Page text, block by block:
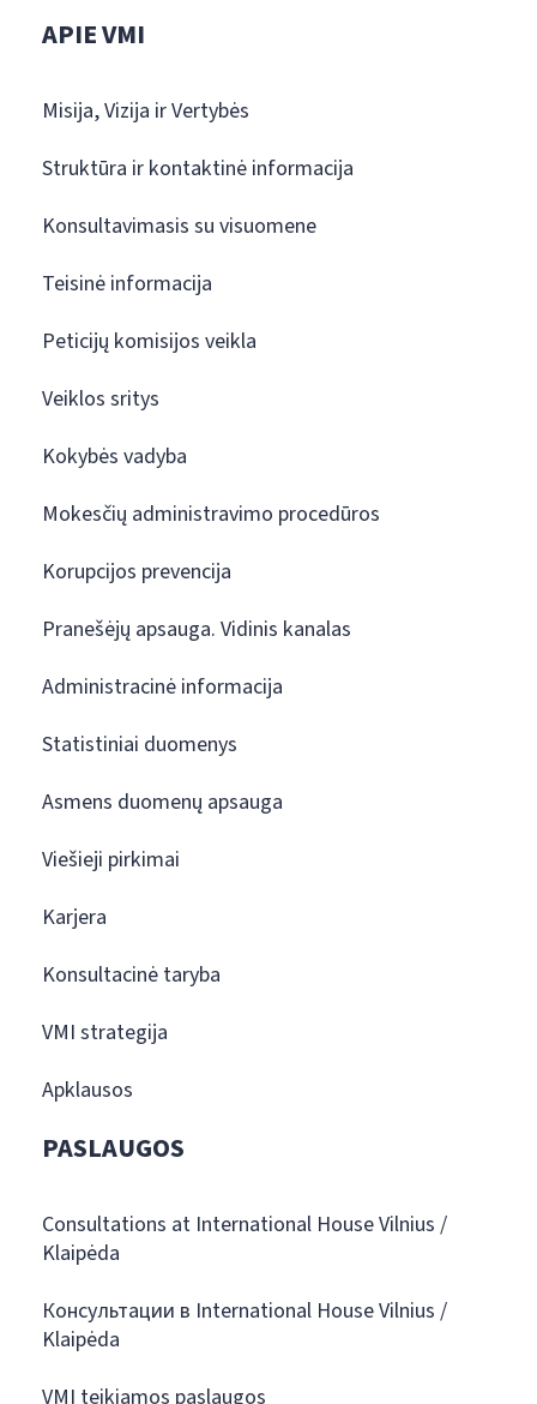
APIE VMI
Misija, Vizija ir Vertybės
Struktūra ir kontaktinė informacija
Konsultavimasis su visuomene
Teisinė informacija
Peticijų komisijos veikla
Veiklos sritys
Kokybės vadyba
Mokesčių administravimo procedūros
Korupcijos prevencija
Pranešėjų apsauga. Vidinis kanalas
Administracinė informacija
Statistiniai duomenys
Asmens duomenų apsauga
Viešieji pirkimai
Karjera
Konsultacinė taryba
VMI strategija
Apklausos
PASLAUGOS
Consultations at International House Vilnius /
Klaipėda
Консультации в International House Vilnius /
Klaipėda
VMI teikiamos paslaugos